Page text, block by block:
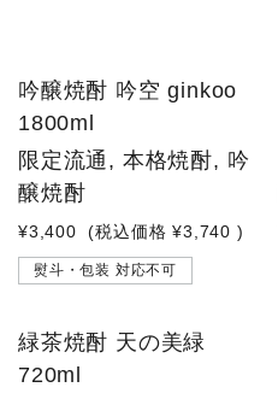
吟醸焼酎 吟空 ginkoo
1800ml
限定流通, 本格焼酎, 吟
醸焼酎
¥3,400 (税込価格 ¥3,740 )
熨斗・包装 対応不可
緑茶焼酎 天の美緑
720ml